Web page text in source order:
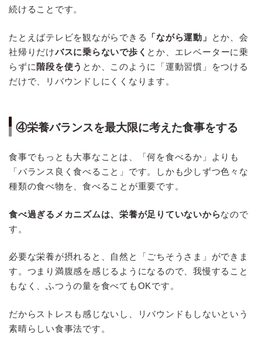
続けることです。
たとえばテレビを観ながらできる 「ながら運動」
とか、会
社帰りだけバスに乗らないで歩く とか、エレベーターに乗
らずに 階段を使う とか、このように「運動習慣」をつける
だけで、リバウンドしにくくなります。
④栄養バランスを最大限に考えた食事をする
食事でもっとも大事なことは、「何を食べるか」よりも
「バランス良く食べること」です。しかも少しずつ色々な
種類の食べ物を、食べることが重要です。
食べ過ぎるメカニズムは、栄養が足りていないからなので
す。
必要な栄養が摂れると、自然と「ごちそうさま」ができま
す。つまり満腹感を感じるようになるので、我慢すること
もなく、ふつうの量を食べてもOKです。
だからストレスも感じないし、リバウンドもしないという
素晴らしい食事法です。